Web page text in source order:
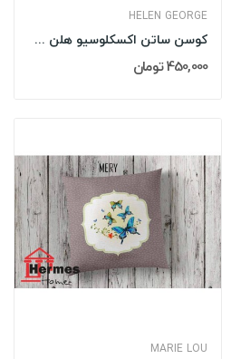
HELEN GEORGE
کوسن ساتن اکسکلوسیو هلن جورج HELEN GEORGE مدل:...
450,000 تومان
MARIE LOU